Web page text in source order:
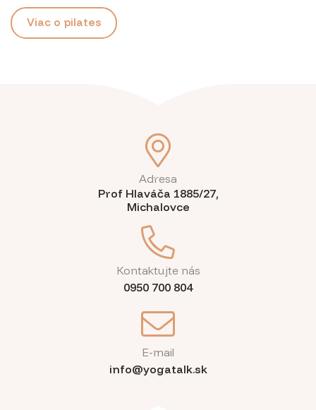
Viac o pilates
Adresa
Prof Hlaváča 1885/27,
Michalovce
Kontaktujte nás
0950 700 804
E-mail
info@yogatalk.sk